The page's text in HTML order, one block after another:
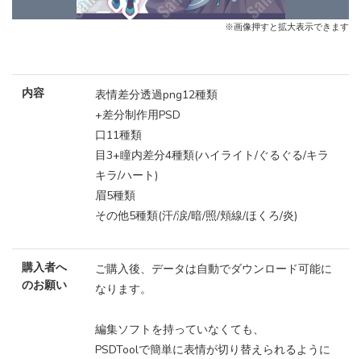
※画像押すと拡大表示できます
内容
表情差分透過png12種類
+差分制作用PSD
口11種類
目3+瞳内差分4種類(ハイライト/ぐるぐる/キラ
キラ/ハート)
眉5種類
その他5種類(汗/涙/暗/照/頬線/ほくろ/炎)
購入者へ
のお願い
ご購入後、データは自動でダウンロード可能に
なります。
編集ソフトを持っていなくても、
PSDToolで簡単に表情が切り替えられるように